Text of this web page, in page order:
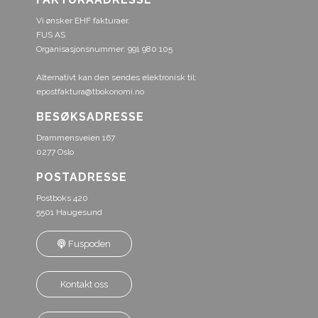
Vi ønsker EHF fakturaer.
FUS AS
Organisasjonsnummer: 991 980 105
Alternativt kan den sendes elektronisk til:
epostfaktura@tbokonomi.no
BESØKSADRESSE
Drammensveien 167
0277 Oslo
POSTADRESSE
Postboks 420
5501 Haugesund
Fuspoden
Kontakt oss